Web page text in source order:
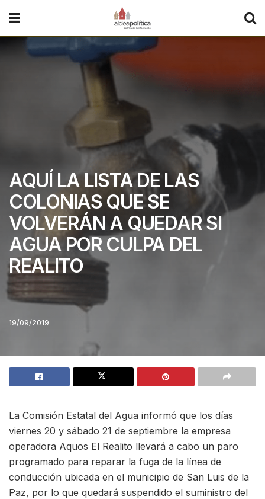
AQUÍ LA LISTA DE LAS
COLONIAS QUE SE
VOLVERÁN A QUEDAR SI
AGUA POR CULPA DEL
REALITO
19/09/2019
La Comisión Estatal del Agua informó que los días
viernes 20 y sábado 21 de septiembre la empresa
operadora Aquos El Realito llevará a cabo un paro
programado para reparar la fuga de la línea de
conducción ubicada en el municipio de San Luis de la
Paz, por lo que quedará suspendido el suministro del